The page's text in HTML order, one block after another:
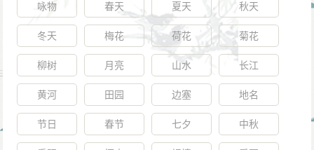
咏物 春天 夏天 秋天
冬天 梅花 荷花 菊花
柳树 月亮 山水 长江
黄河 田园 边塞 地名
节日 春节 七夕 中秋